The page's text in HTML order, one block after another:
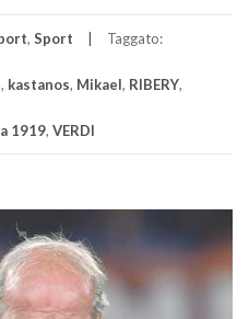
, Sport Taggato:
, kastanos, Mikael, RIBERY,
1919, VERDI